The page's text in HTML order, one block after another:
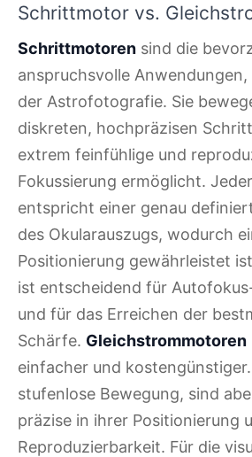
Schrittmotor vs.
Schrittmotoren sind die
anspruchsvolle
der Astrofotografie. Sie
diskreten, hochpräzisen
extrem feinfühlige und
Fokussierung ermöglicht.
entspricht einer genau
des Okularauszugs, wodurch
Positionierung gewährleistet
ist entscheidend für
und für das Erreichen der
Schärfe. Gleichstrommotoren
einfacher und
stufenlose Bewegung, sind
präzise in ihrer Positionierung
Reproduzierbarkeit. Für die